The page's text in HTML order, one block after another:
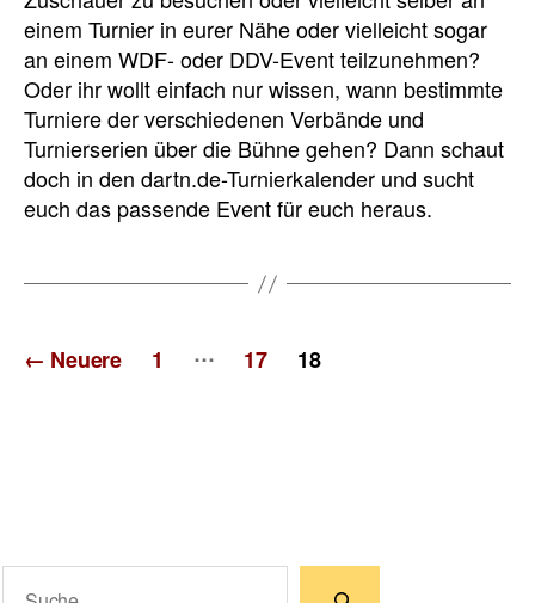
einem Turnier in eurer Nähe oder vielleicht sogar
an einem WDF- oder DDV-Event teilzunehmen?
Oder ihr wollt einfach nur wissen, wann bestimmte
Turniere der verschiedenen Verbände und
Turnierserien über die Bühne gehen? Dann schaut
doch in den dartn.de-Turnierkalender und sucht
euch das passende Event für euch heraus.
Seitennummerierung
← Neuere 1 … 17 18